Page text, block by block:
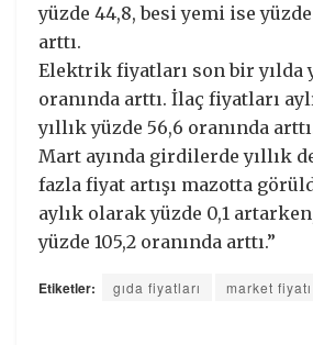
yüzde 44,8, besi yemi ise yüzde
arttı.
Elektrik fiyatları son bir yılda
oranında arttı. İlaç fiyatları
yıllık yüzde 56,6 oranında
Mart ayında girdilerde yıllık
fazla fiyat artışı mazotta
aylık olarak yüzde 0,1
yüzde 105,2 oranında arttı.”
Etiketler: gıda fiyatları market fiyatı